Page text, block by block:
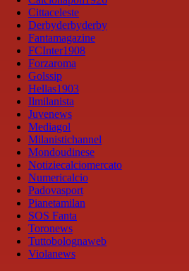
Cittaceleste
Derbyderbyderby
Fantamagazine
FCInter1908
Forzaroma
Golssip
Hellas1903
Ilmilanista
Juvenews
Mediagol
Milanistichannel
Mondoudinese
Notiziecalciomercato
Numericalcio
Padovasport
Pianetamilan
SOS Fanta
Toronews
Tuttobolognaweb
Violanews